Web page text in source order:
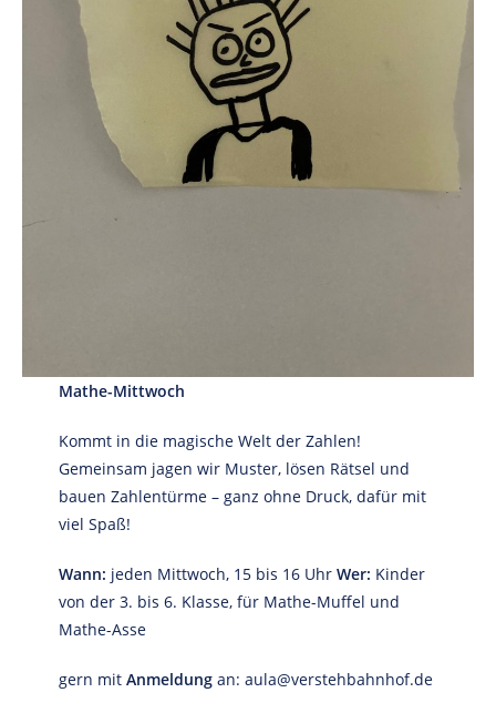
Mathe-Mittwoch
Kommt in die magische Welt der Zahlen!
Gemeinsam jagen wir Muster, lösen Rätsel und
bauen Zahlentürme – ganz ohne Druck, dafür mit
viel Spaß!
Wann: jeden Mittwoch, 15 bis 16 Uhr Wer: Kinder
von der 3. bis 6. Klasse, für Mathe-Muffel und
Mathe-Asse
gern mit Anmeldungan: aula@verstehbahnhof.de